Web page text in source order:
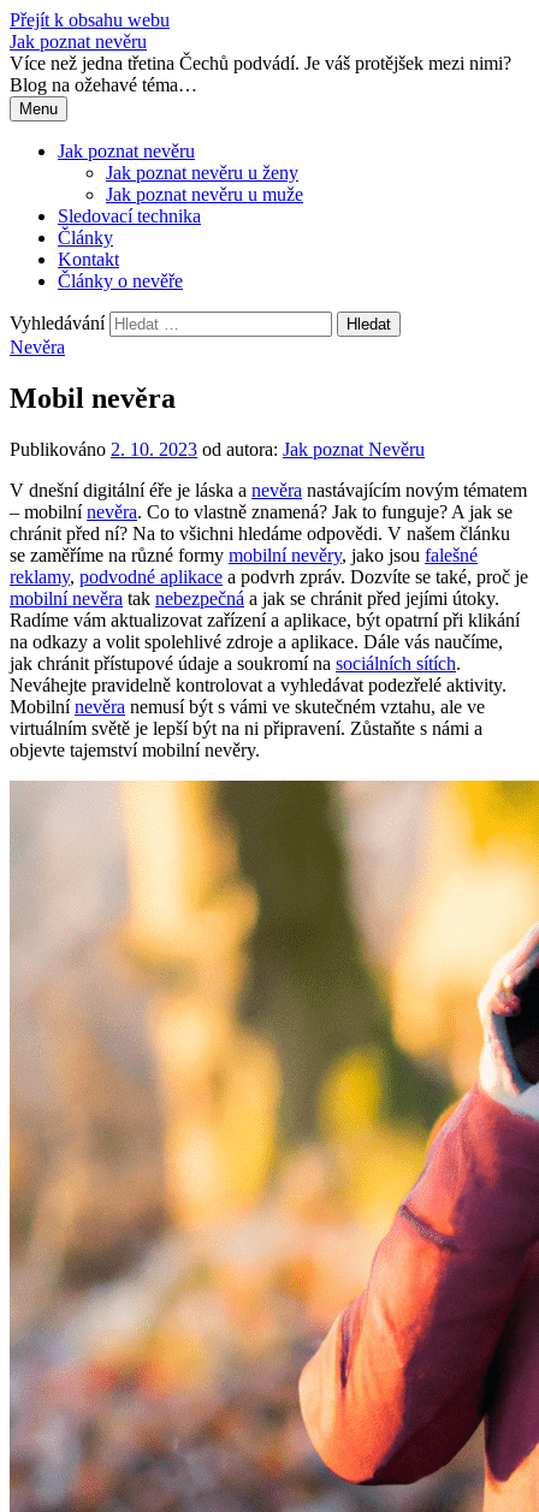
Přejít k obsahu webu
Jak poznat nevěru
Více než jedna třetina Čechů podvádí. Je váš protějšek mezi nimi?
Blog na ožehavé téma…
Menu
Jak poznat nevěru
Jak poznat nevěru u ženy
Jak poznat nevěru u muže
Sledovací technika
Články
Kontakt
Články o nevěře
Vyhledávání
Nevěra
Mobil nevěra
Publikováno 2. 10. 2023 od autora: Jak poznat Nevěru
V dnešní digitální éře je láska a nevěra nastávajícím novým tématem
– mobilnínevěra. Co to vlastně znamená? Jak to funguje? A jak se
chránit před ní? Na to všichni hledáme odpovědi. V našem článku
se zaměříme na různé formy mobilní nevěry, jako jsou falešné
reklamy, podvodné aplikace a podvrh zpráv. Dozvíte se také, proč je
mobilní nevěra tak nebezpečná a jak se chránit před jejími útoky.
Radíme vám aktualizovat zařízení a aplikace, být opatrní při klikání
na odkazy a volit spolehlivé zdroje a aplikace. Dále vás naučíme,
jak chránit přístupové údaje a soukromí na sociálních sítích.
Neváhejte pravidelně kontrolovat a vyhledávat podezřelé aktivity.
Mobilnínevěra nemusí být s vámi ve skutečném vztahu, ale ve
virtuálním světě je lepší být na ni připravení. Zůstaňte s námi a
objevte tajemství mobilní nevěry.